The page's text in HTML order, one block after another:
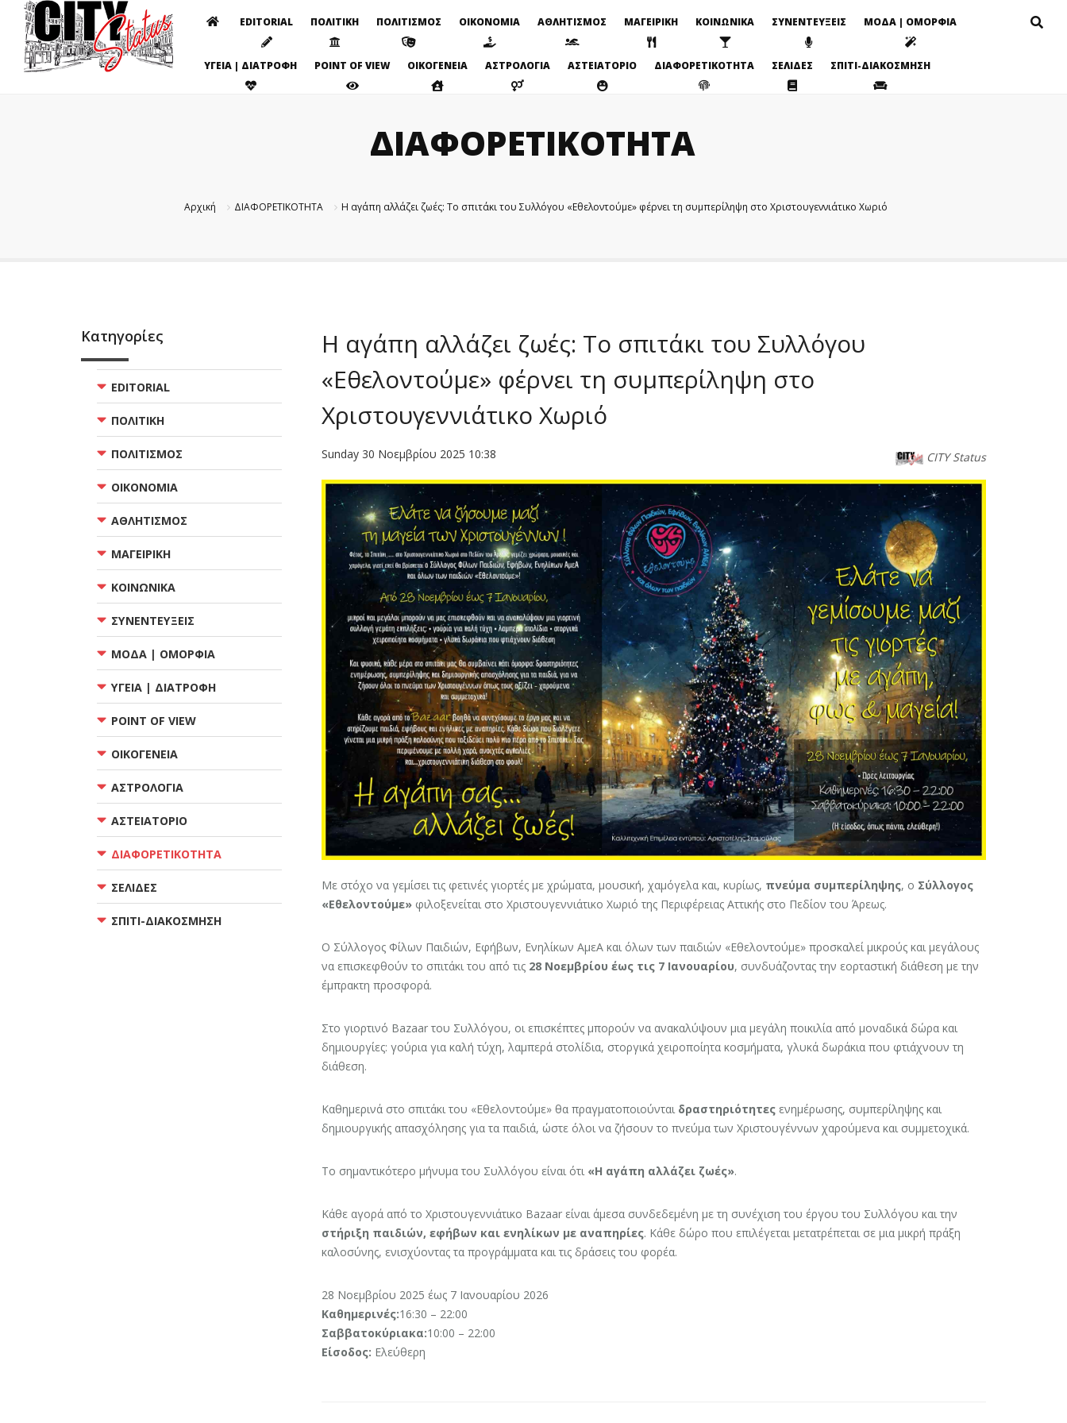
EDITORIAL ΠΟΛΙΤΙΚΗ ΠΟΛΙΤΙΣΜΟΣ ΟΙΚΟΝΟΜΙΑ ΑΘΛΗΤΙΣΜΟΣ ΜΑΓΕΙΡΙΚΗ ΚΟΙΝΩΝΙΚΑ ΣΥΝΕΝΤΕΥΞΕΙΣ ΜΟΔΑ | ΟΜΟΡΦΙΑ
ΥΓΕΙΑ | ΔΙΑΤΡΟΦΗ POINT OF VIEW ΟΙΚΟΓΕΝΕΙΑ ΑΣΤΡΟΛΟΓΙΑ ΑΣΤΕΙΑΤΟΡΙΟ ΔΙΑΦΟΡΕΤΙΚΟΤΗΤΑ ΣΕΛΙΔΕΣ ΣΠΙΤΙ-ΔΙΑΚΟΣΜΗΣΗ
ΔΙΑΦΟΡΕΤΙΚΟΤΗΤΑ
Αρχική ΔΙΑΦΟΡΕΤΙΚΟΤΗΤΑ Η αγάπη αλλάζει ζωές: Το σπιτάκι του Συλλόγου «Εθελοντούμε» φέρνει τη συμπερίληψη στο Χριστουγεννιάτικο Χωριό
Η αγάπη αλλάζει ζωές: Το σπιτάκι του Συλλόγου
«Εθελοντούμε» φέρνει τη συμπερίληψη στο
Χριστουγεννιάτικο Χωριό
CITY Status
Sunday 30 Νοεμβρίου 2025 10:38
Με στόχο να γεμίσει τις φετινές γιορτές με χρώματα, μουσική, χαμόγελα και, κυρίως, πνεύμα συμπερίληψης, ο Σύλλογος
«Εθελοντούμε»φιλοξενείται στο Χριστουγεννιάτικο Χωριό της Περιφέρειας Αττικής στο Πεδίον του Άρεως.
Ο Σύλλογος Φίλων Παιδιών, Εφήβων, Ενηλίκων ΑμεΑ και όλων των παιδιών «Εθελοντούμε» προσκαλεί μικρούς και μεγάλους
να επισκεφθούν το σπιτάκι του από τις 28 Νοεμβρίου έως τις 7 Ιανουαρίου, συνδυάζοντας την εορταστική διάθεση με την
έμπρακτη προσφορά.
Στο γιορτινό Bazaar του Συλλόγου, οι επισκέπτες μπορούν να ανακαλύψουν μια μεγάλη ποικιλία από μοναδικά δώρα και
δημιουργίες: γούρια για καλή τύχη, λαμπερά στολίδια, στοργικά χειροποίητα κοσμήματα, γλυκά δωράκια που φτιάχνουν τη
διάθεση.
Καθημερινά στο σπιτάκι του «Εθελοντούμε» θα πραγματοποιούνται δραστηριότητεςενημέρωσης, συμπερίληψης και
δημιουργικής απασχόλησης για τα παιδιά, ώστε όλοι να ζήσουν το πνεύμα των Χριστουγέννων χαρούμενα και συμμετοχικά.
Το σημαντικότερο μήνυμα του Συλλόγου είναι ότι «Η αγάπη αλλάζει ζωές».
Κάθε αγορά από το Χριστουγεννιάτικο Bazaar είναι άμεσα συνδεδεμένη με τη συνέχιση του έργου του Συλλόγου και την
στήριξη παιδιών, εφήβων και ενηλίκων με αναπηρίες. Κάθε δώρο που επιλέγεται μετατρέπεται σε μια μικρή πράξη
καλοσύνης, ενισχύοντας τα προγράμματα και τις δράσεις του φορέα.
28 Νοεμβρίου 2025 έως 7 Ιανουαρίου 2026
Καθημερινές:16:30 – 22:00
Σαββατοκύριακα:10:00 – 22:00
Είσοδος: Ελεύθερη
Κατηγορίες
EDITORIAL
ΠΟΛΙΤΙΚΗ
ΠΟΛΙΤΙΣΜΟΣ
ΟΙΚΟΝΟΜΙΑ
ΑΘΛΗΤΙΣΜΟΣ
ΜΑΓΕΙΡΙΚΗ
ΚΟΙΝΩΝΙΚΑ
ΣΥΝΕΝΤΕΥΞΕΙΣ
ΜΟΔΑ | ΟΜΟΡΦΙΑ
ΥΓΕΙΑ | ΔΙΑΤΡΟΦΗ
POINT OF VIEW
ΟΙΚΟΓΕΝΕΙΑ
ΑΣΤΡΟΛΟΓΙΑ
ΑΣΤΕΙΑΤΟΡΙΟ
ΔΙΑΦΟΡΕΤΙΚΟΤΗΤΑ
ΣΕΛΙΔΕΣ
ΣΠΙΤΙ-ΔΙΑΚΟΣΜΗΣΗ